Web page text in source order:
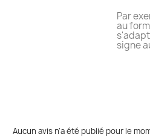
Par
au
signe
Aucun avis n'a été publié pour le